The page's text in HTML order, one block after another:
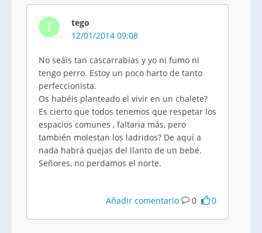
T
tego
12/01/2014 09:08
No seáis tan cascarrabias y yo ni fumo ni
tengo perro. Estoy un poco harto de tanto
perfeccionista.
Os habéis planteado el vivir en un chalete?
Es cierto que todos tenemos que respetar los
espacios comunes , faltaria más, pero
también molestan los ladridos? De aquí a
nada habrá quejas del llanto de un bebé.
Señores, no perdamos el norte.
Añadir comentario 0 0